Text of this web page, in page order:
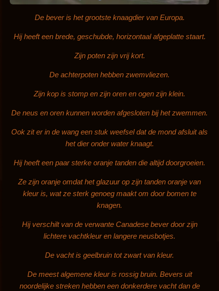
De bever is het grootste knaagdier van Europa.
Hij heeft een brede, geschubde, horizontaal afgeplatte staart.
Zijn poten zijn vrij kort.
De achterpoten hebben zwemvliezen.
Zijn kop is stomp en zijn oren en ogen zijn klein.
De neus en oren kunnen worden afgesloten bij het zwemmen.
Ook zit er in de wang een stuk weefsel dat de mond afsluit als
het dier onder water knaagt.
Hij heeft een paar sterke oranje tanden die altijd doorgroeien.
Ze zijn oranje omdat het glazuur op zijn tanden oranje van
kleur is, wat ze sterk genoeg maakt om door bomen te
knagen.
Hij verschilt van de verwante Canadese bever door zijn
lichtere vachtkleur en langere neusbotjes.
De vacht is geelbruin tot zwart van kleur.
De meest algemene kleur is rossig bruin. Bevers uit
noordelijke streken hebben een donkerdere vacht dan de